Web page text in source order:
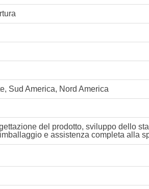
Sud America, Nord America
del prodotto, sviluppo dello
e assistenza completa alla